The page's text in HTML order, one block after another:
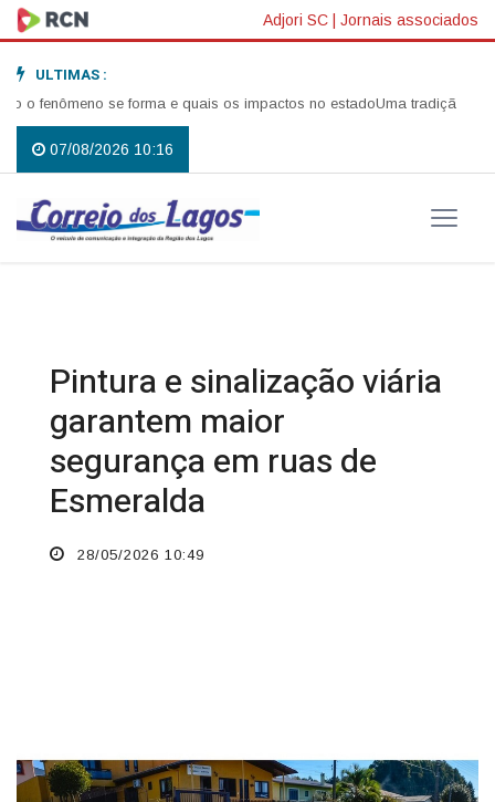
Adjori SC | Jornais associados
ULTIMAS :
fenômeno se forma e quais os impactos no estadoUma tradição que
07/08/2026 10:16
Pintura e sinalização viária
garantem maior
segurança em ruas de
Esmeralda
28/05/2026 10:49